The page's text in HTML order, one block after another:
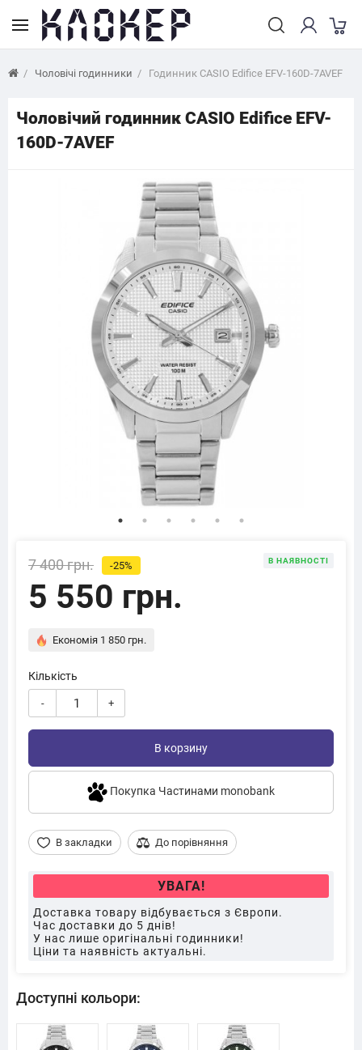
Чоловічі годинники Годинник CASIO Edifice EFV-160D-7AVEF
Чоловічий годинник CASIO Edifice EFV-
160D-7AVEF
7 400 грн. -25%
5 550 грн.
В НАЯВНОСТІ
Економія 1 850 грн.
Кількість
- +
В корзину
Покупка Частинами monobank
В закладки До порівняння
УВАГА!
Доставка товару відбувається з Європи.
Час доставки до 5 днів!
У нас лише оригінальні годинники!
Ціни та наявність актуальні.
Доступні кольори: